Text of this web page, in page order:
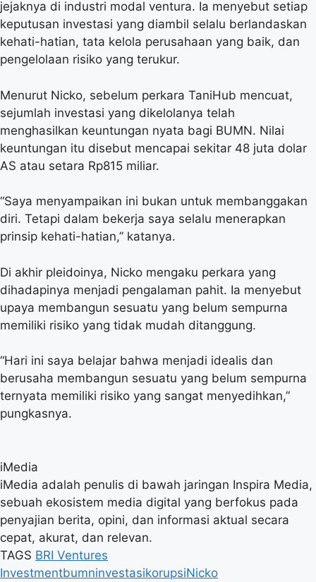
jejaknya di industri modal ventura. Ia menyebut setiap
keputusan investasi yang diambil selalu berlandaskan
kehati-hatian, tata kelola perusahaan yang baik, dan
pengelolaan risiko yang terukur.
Menurut Nicko, sebelum perkara TaniHub mencuat,
sejumlah investasi yang dikelolanya telah
menghasilkan keuntungan nyata bagi BUMN. Nilai
keuntungan itu disebut mencapai sekitar 48 juta dolar
AS atau setara Rp815 miliar.
“Saya menyampaikan ini bukan untuk membanggakan
diri. Tetapi dalam bekerja saya selalu menerapkan
prinsip kehati-hatian,” katanya.
Di akhir pleidoinya, Nicko mengaku perkara yang
dihadapinya menjadi pengalaman pahit. Ia menyebut
upaya membangun sesuatu yang belum sempurna
memiliki risiko yang tidak mudah ditanggung.
“Hari ini saya belajar bahwa menjadi idealis dan
berusaha membangun sesuatu yang belum sempurna
ternyata memiliki risiko yang sangat menyedihkan,”
pungkasnya.
iMedia
iMedia adalah penulis di bawah jaringan Inspira Media,
sebuah ekosistem media digital yang berfokus pada
penyajian berita, opini, dan informasi aktual secara
cepat, akurat, dan relevan.
TAGS BRI Ventures
InvestmentbumninvestasikorupsiNicko